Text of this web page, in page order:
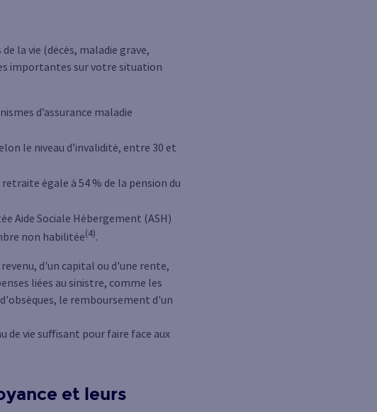
la vie (décès, maladie grave,
importantes sur votre situation
d’assurance maladie
le niveau d’invalidité, entre 30 et
égale à 54 % de la pension du
Aide Sociale Hébergement (ASH)
non habilitée(4).
d'un capital ou d'une rente,
liées au sinistre, comme les
le remboursement d'un
de vie suffisant pour faire face aux
et leurs